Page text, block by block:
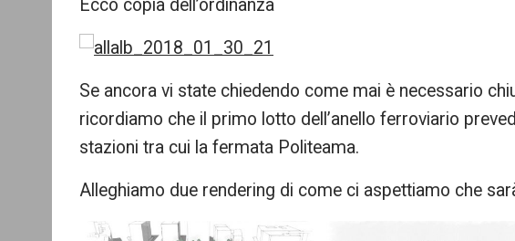
Ecco copia dell’ordinanza
Se ancora vi state chiedendo come mai è necessario
ricordiamo che il primo lotto dell’anello ferroviario
stazioni tra cui la fermata Politeama.
Alleghiamo due rendering di come ci aspettiamo che